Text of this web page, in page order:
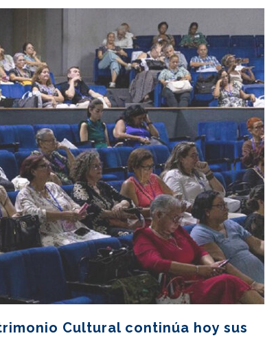
Cultural continúa hoy sus